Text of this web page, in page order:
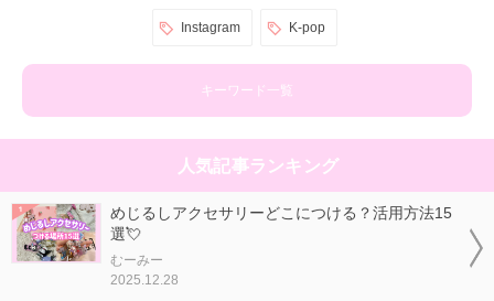
Instagram K-pop
キーワード一覧
人気記事ランキング
めじるしアクセサリーどこにつける？活用方法15
選💘
むーみー
2025.12.28